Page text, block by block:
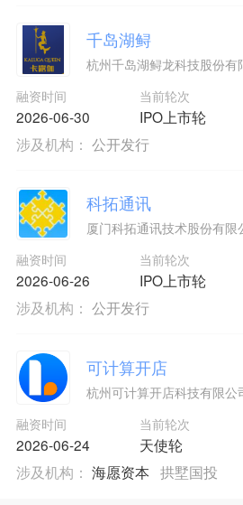
千岛湖鲟
杭州千岛湖鲟龙科技股份有
融资时间
2026-06-30
当前轮次
IPO上市轮
涉及机构： 公开发行
科拓通讯
厦门科拓通讯技术股份有限
融资时间
2026-06-26
当前轮次
IPO上市轮
涉及机构： 公开发行
可计算开店
杭州可计算开店科技有限公
融资时间
2026-06-24
当前轮次
天使轮
涉及机构： 海愿资本 拱墅国投